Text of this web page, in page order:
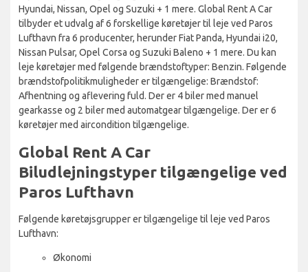
Hyundai, Nissan, Opel og Suzuki + 1 mere. Global Rent A Car
tilbyder et udvalg af 6 forskellige køretøjer til leje ved Paros
Lufthavn fra 6 producenter, herunder Fiat Panda, Hyundai i20,
Nissan Pulsar, Opel Corsa og Suzuki Baleno + 1 mere. Du kan
leje køretøjer med følgende brændstoftyper: Benzin. Følgende
brændstofpolitikmuligheder er tilgængelige: Brændstof:
Afhentning og aflevering fuld. Der er 4 biler med manuel
gearkasse og 2 biler med automatgear tilgængelige. Der er 6
køretøjer med aircondition tilgængelige.
Global Rent A Car
Biludlejningstyper tilgængelige ved
Paros Lufthavn
Følgende køretøjsgrupper er tilgængelige til leje ved Paros
Lufthavn:
Økonomi